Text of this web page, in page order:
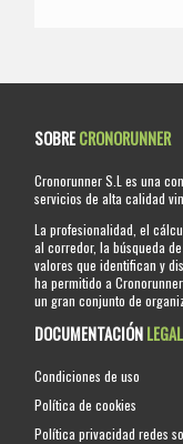
SOBRECRONORUNNER
Cronorunner S.L es una
servicios de alta calidad
La profesionalidad, el
al corredor, la búsqueda
valores que identifican y
ha permitido a
un gran conjunto de
DOCUMENTACIÓNLEGAL
Condiciones de uso
Política de cookies
Política privacidad redes